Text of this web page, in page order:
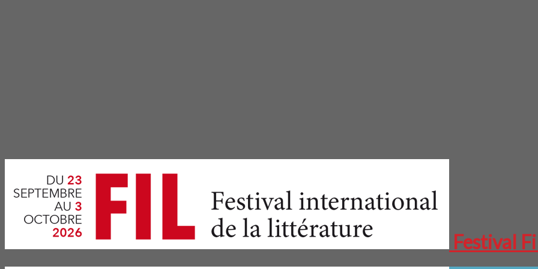
Festival